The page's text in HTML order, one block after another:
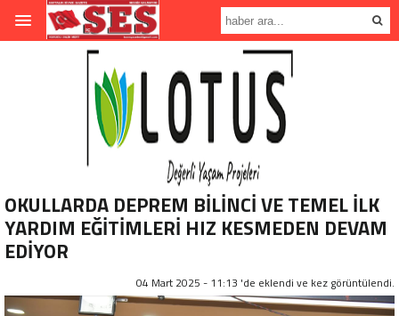
OKULLARDA DEPREM BİLİNCİ VE TEMEL İLK
YARDIM EĞİTİMLERİ HIZ KESMEDEN DEVAM
EDİYOR
04 Mart 2025 - 11:13 'de eklendi ve kez görüntülendi.